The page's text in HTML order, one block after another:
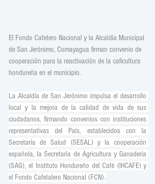
El Fondo Cafetero Nacional y la Alcaldía Municipal
de San Jerónimo, Comayagua firman convenio de
cooperación para la reactivación de la caficultura
hondureña en el municipio.
La Alcaldía de San Jerónimo impulsa el desarrollo
local y la mejora de la calidad de vida de sus
ciudadanos, firmando convenios con instituciones
representativas del País, establecidos con la
Secretaría de Salud (SESAL) y la cooperación
española, la Secretaría de Agricultura y Ganadería
(SAG), el Instituto Hondureño del Café (IHCAFE) y
el Fondo Cafetalero Nacional (FCN).